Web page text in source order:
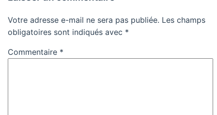
Votre adresse e-mail ne sera pas publiée. Les champs
obligatoires sont indiqués avec *
Commentaire *